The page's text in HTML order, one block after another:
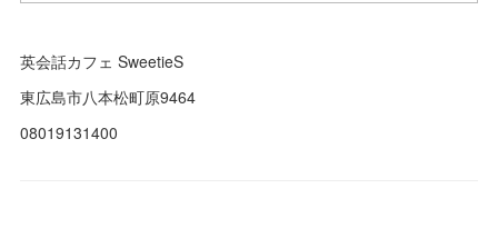
英会話カフェ SweetieS
東広島市八本松町原9464
08019131400